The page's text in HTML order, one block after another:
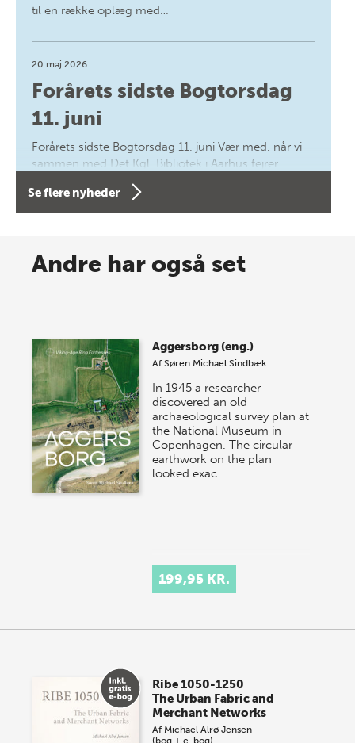
til en række oplæg med…
20 maj 2026
Forårets sidste Bogtorsdag
11. juni
Forårets sidste Bogtorsdag 11. juni Vær med, når vi
sammen med Det Kgl. Bibliotek i Aarhus fejrer
forfatterne bag vores nyes…
Spar op til 70% til sommer-
onsdag den 10. j…
Se flere nyheder
Andre har også set
Aggersborg (eng.)
AfSøren Michael Sindbæk
In 1945 a researcher
discovered an old
archaeological survey plan at
the National Museum in
Copenhagen. The circular
earthwork on the plan
looked exac…
199,95 KR.
Ribe 1050-1250
The Urban Fabric and
Merchant Networks
Af Michael Alrø Jensen
(bog + e-bog)